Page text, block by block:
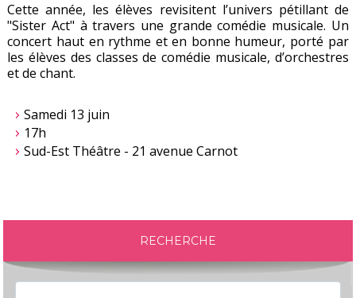
Cette année, les élèves revisitent l’univers pétillant de
"Sister Act" à travers une grande comédie musicale. Un
concert haut en rythme et en bonne humeur, porté par
les élèves des classes de comédie musicale, d’orchestres
et de chant.
Samedi 13 juin
17h
Sud-Est Théâtre - 21 avenue Carnot
RECHERCHE